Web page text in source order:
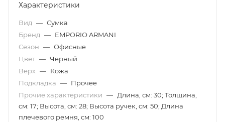
Характеристики
Вид — Сумка
Бренд — EMPORIO ARMANI
Сезон — Офисные
Цвет — Черный
Верх — Кожа
Подкладка — Прочее
Прочие характеристики — Длина, см: 30; Толщина,
см: 17; Высота, см: 28; Высота ручек, см: 50; Длина
плечевого ремня, см: 100